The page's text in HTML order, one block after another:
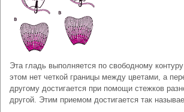
Эта гладь выполняется по свободному
этом нет четкой границы между цветами, а
другому достигается при помощи стежков
другой. Этим приемом достигается так